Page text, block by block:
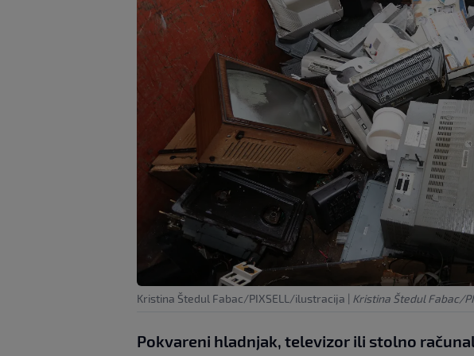
Kristina Štedul Fabac/PIXSELL/ilustracija | Kristina Štedul Fabac/
Pokvareni hladnjak, televizor ili stolno